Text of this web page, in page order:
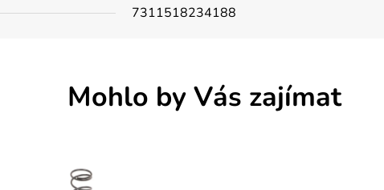
7311518234188
Mohlo by Vás zajímat